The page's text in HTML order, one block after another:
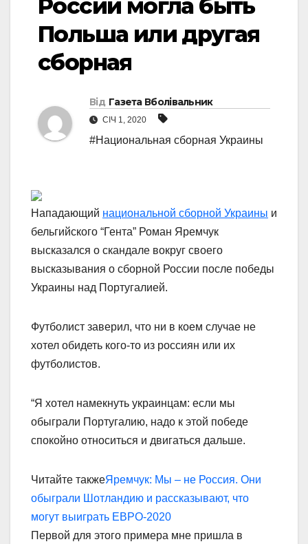
России могла быть
Польша или другая
сборная
Від Газета Вболівальник
СІЧ 1, 2020
#Национальная сборная Украины
Нападающий национальной сборной Украины и
бельгийского “Гента” Роман Яремчук
высказался о скандале вокруг своего
высказывания о сборной России после победы
Украины над Португалией.
Футболист заверил, что ни в коем случае не
хотел обидеть кого-то из россиян или их
футболистов.
“Я хотел намекнуть украинцам: если мы
обыграли Португалию, надо к этой победе
спокойно относиться и двигаться дальше.
Читайте такжеЯремчук: Мы – не Россия. Они
обыграли Шотландию и рассказывают, что
могут выиграть ЕВРО-2020
Первой для этого примера мне пришла в